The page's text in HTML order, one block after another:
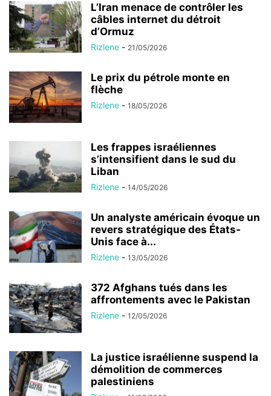
L’Iran menace de contrôler les
câbles internet du détroit
d’Ormuz
Rizlene - 21/05/2026
Le prix du pétrole monte en
flèche
Rizlene - 18/05/2026
Les frappes israéliennes
s’intensifient dans le sud du
Liban
Rizlene - 14/05/2026
Un analyste américain évoque un
revers stratégique des États-
Unis face à...
Rizlene - 13/05/2026
372 Afghans tués dans les
affrontements avec le Pakistan
Rizlene - 12/05/2026
La justice israélienne suspend la
démolition de commerces
palestiniens